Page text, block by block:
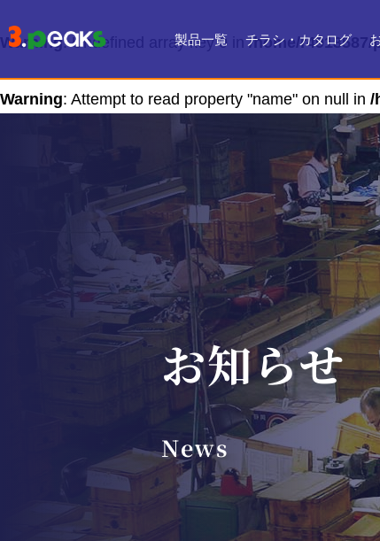
製品一覧
チラシ・カタログ
Warning: Undefined array key 0 in/home/
Warning: Attempt to read property "name" on null in /
お知らせ
News